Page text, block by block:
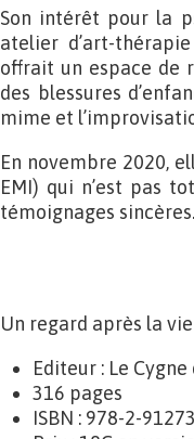
Son intérêt pour la
atelier d’art-
offrait un espace de
des blessures
mime et
En novembre 2020,
EMI) qui n’est pas
témoignages sincères.
Un regard après la
Editeur : Le Cygne
316 pages
ISBN : 978-2-